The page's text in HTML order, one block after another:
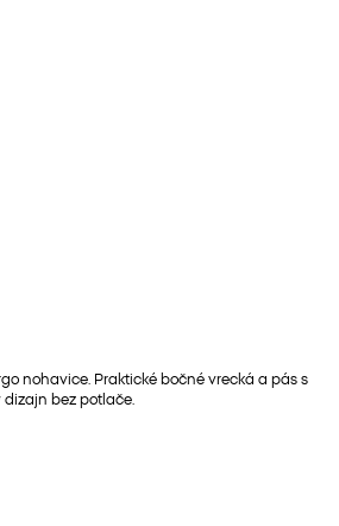
nohavice. Praktické bočné vrecká a pás s
dizajn bez potlače.